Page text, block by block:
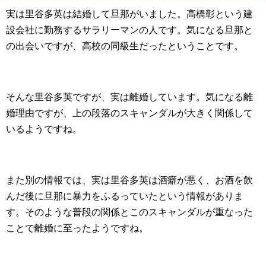
実は里谷多英は結婚して旦那がいました。高橋彰という建
設会社に勤務するサラリーマンの人です。気になる旦那と
の出会いですが、高校の同級生だったということです。
そんな里谷多英ですが、実は離婚しています。気になる離
婚理由ですが、上の段落のスキャンダルが大きく関係して
いるようですね。
また別の情報では、実は里谷多英は酒癖が悪く、お酒を飲
んだ後に旦那に暴力をふるっていたという情報がありま
す。そのような普段の関係とこのスキャンダルが重なった
ことで離婚に至ったようですね。